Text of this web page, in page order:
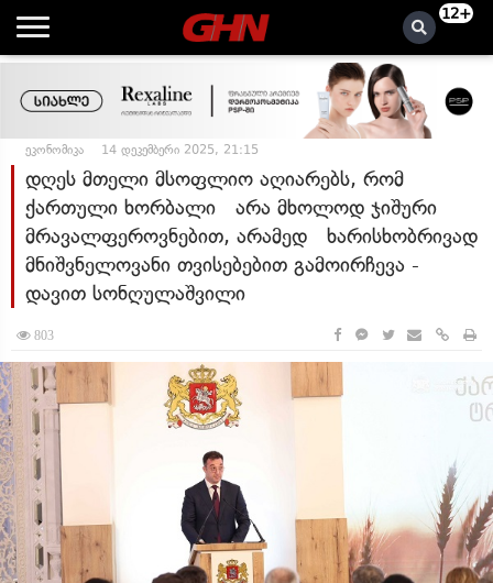
12+
ეკონომიკა 14 დეკემბერი 2025, 21:15
დღეს მთელი მსოფლიო აღიარებს, რომ
ქართული ხორბალი არა მხოლოდ ჯიშური
მრავალფეროვნებით, არამედ ხარისხობრივად
მნიშვნელოვანი თვისებებით გამოირჩევა -
დავით სონღულაშვილი
803